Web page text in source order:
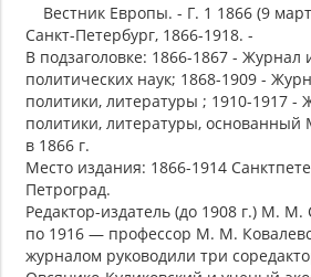
Вестник Европы. - Г. 1 1866 (9
Санкт-Петербург, 1866-1918. -
В подзаголовке: 1866-1867 - Журнал
политических наук; 1868-1909 -
политики, литературы ; 1910-1917 -
политики, литературы,
в 1866 г.
Место издания: 1866-1914
Петроград.
Редактор-издатель (до 1908 г.) М. М.
по 1916 — профессор М. М.
журналом руководили три